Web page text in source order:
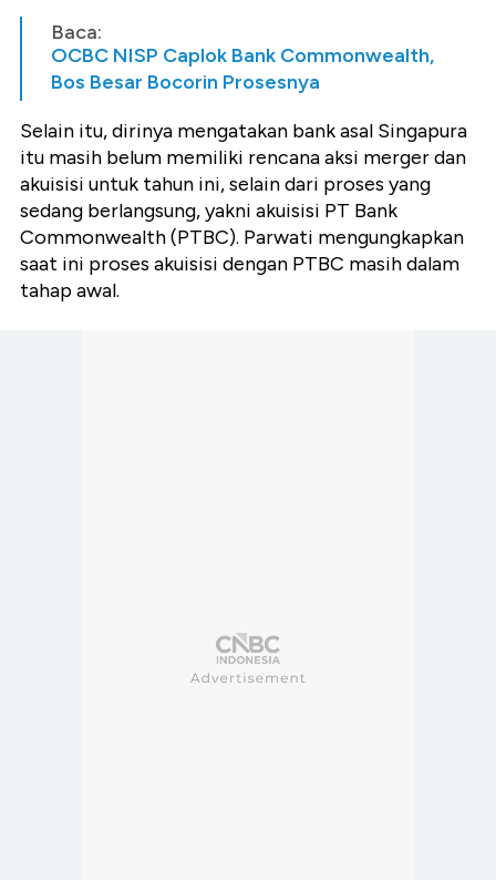
Baca:
OCBC NISP Caplok Bank Commonwealth,
Bos Besar Bocorin Prosesnya
Selain itu, dirinya mengatakan bank asal Singapura
itu masih belum memiliki rencana aksi merger dan
akuisisi untuk tahun ini, selain dari proses yang
sedang berlangsung, yakni akuisisi PT Bank
Commonwealth (PTBC). Parwati mengungkapkan
saat ini proses akuisisi dengan PTBC masih dalam
tahap awal.